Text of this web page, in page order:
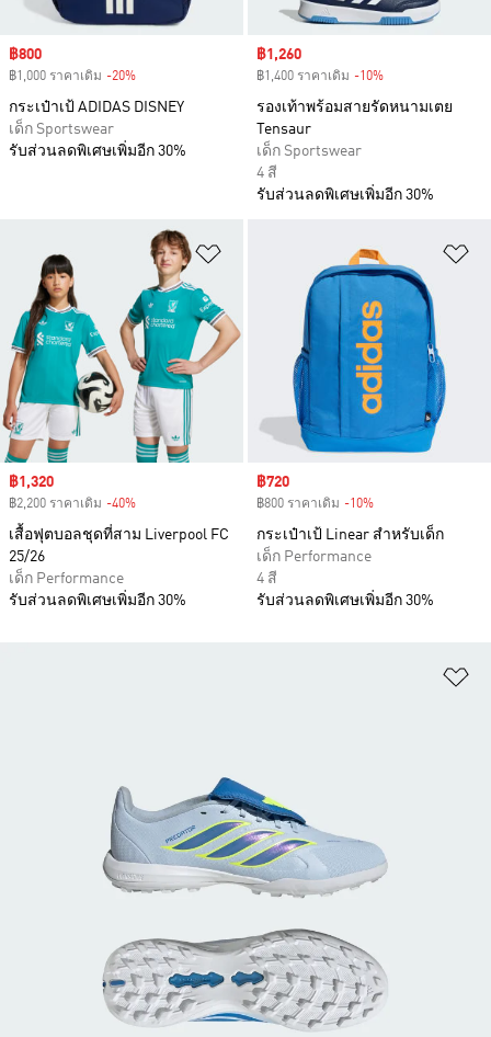
Sale price
฿800
฿1,000 ราคาเดิม -20%
กระเป๋าเป้ ADIDAS DISNEY
เด็ก Sportswear
รับส่วนลดพิเศษเพิ่มอีก 30%
Sale price
฿1,260
฿1,400 ราคาเดิม -10%
รองเท้าพร้อมสายรัดหนามเตย
Tensaur
เด็ก Sportswear
4 สี
รับส่วนลดพิเศษเพิ่มอีก 30%
เพิ่มไปยังรายการสินค้าโปรด
Sale price
฿1,320
฿2,200 ราคาเดิม -40%
เสื้อฟุตบอลชุดที่สาม Liverpool FC
25/26
เด็ก Performance
รับส่วนลดพิเศษเพิ่มอีก 30%
Sale price
฿720
฿800 ราคาเดิม -10%
กระเป๋าเป้ Linear สำหรับเด็ก
เด็ก Performance
4 สี
รับส่วนลดพิเศษเพิ่มอีก 30%